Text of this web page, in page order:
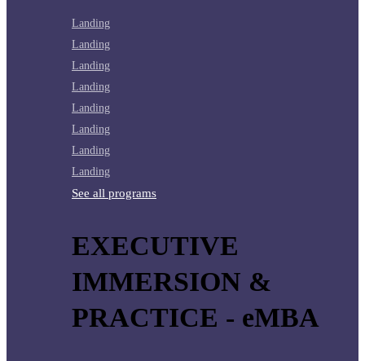
Landing
Landing
Landing
Landing
Landing
Landing
Landing
Landing
See all programs
EXECUTIVE
IMMERSION &
PRACTICE - eMBA